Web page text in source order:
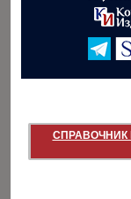
СПРАВОЧНИК